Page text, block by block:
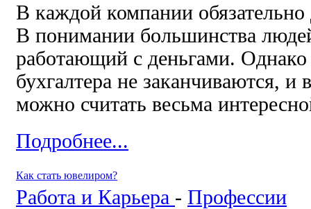
В каждой компании
В понимании большинства
работающий с деньгами. Однако
бухгалтера не заканчиваются,
можно считать весьма
Подробнее...
Как стать ювелиром?
Работа и Карьера - Профессии